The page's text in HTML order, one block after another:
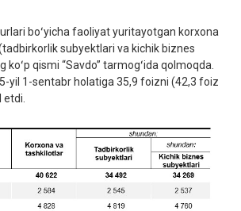
boʻyicha faoliyat yuritayotgan korxona
subyektlari va kichik biznes
qismi “Savdo” tarmogʻida qolmoqda.
yil 1-sentabr holatiga 35,9 foizni (42,3 foiz